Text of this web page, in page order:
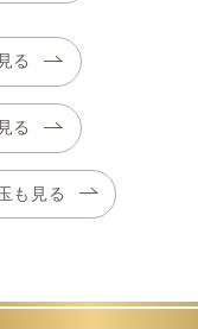
る
る
も見る